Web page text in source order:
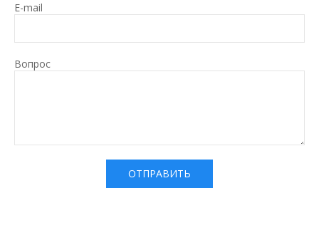
E-mail
Вопрос
ОТПРАВИТЬ